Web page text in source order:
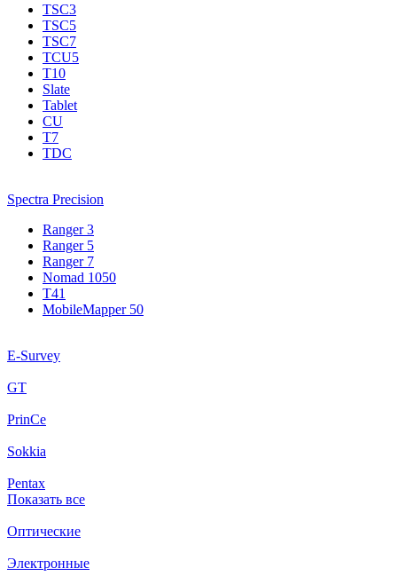
TSC3
TSC5
TSC7
TCU5
T10
Slate
Tablet
CU
T7
TDC
Spectra Precision
Ranger 3
Ranger 5
Ranger 7
Nomad 1050
T41
MobileMapper 50
E-Survey
GT
PrinCe
Sokkia
Pentax
Показать все
Оптические
Электронные